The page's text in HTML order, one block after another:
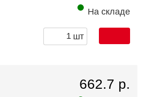
На складе
шт
662.7 р.